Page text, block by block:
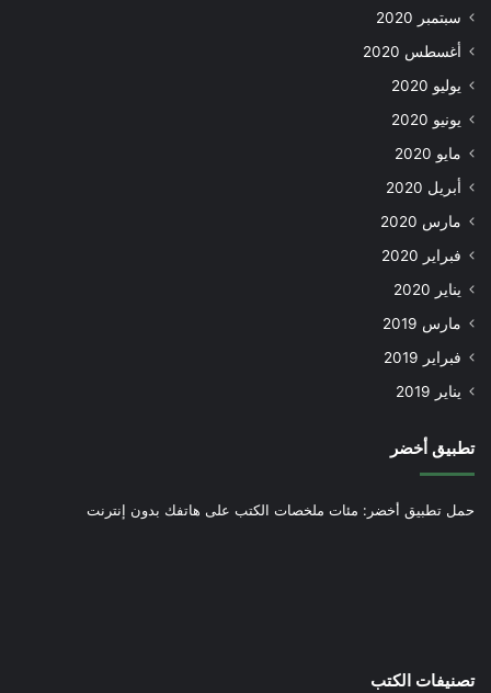
سبتمبر 2020
أغسطس 2020
يوليو 2020
يونيو 2020
مايو 2020
أبريل 2020
مارس 2020
فبراير 2020
يناير 2020
مارس 2019
فبراير 2019
يناير 2019
تطبيق أخضر
حمل تطبيق أخضر: مئات ملخصات الكتب على هاتفك بدون إنترنت
تصنيفات الكتب